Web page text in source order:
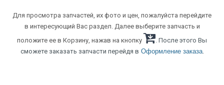
Для просмотра запчастей, их фото и цен, пожалуйста перейдите
в интересующий Вас раздел. Далее выберите запчасть и
положите ее в Корзину, нажав на кнопку
. После этого Вы
сможете заказать запчасти перейдя в Оформление заказа.